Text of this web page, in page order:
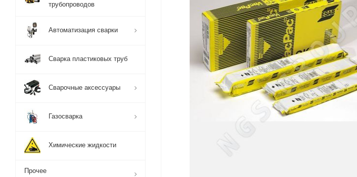
трубопроводов
Автоматизация сварки
Сварка пластиковых труб
Сварочные аксессуары
Газосварка
Химические жидкости
Прочее